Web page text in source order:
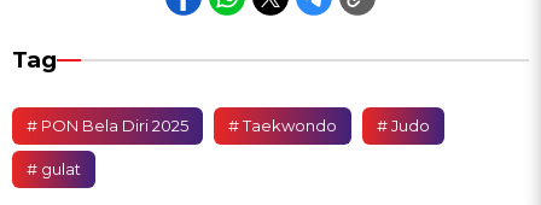
Tag
# PON Bela Diri 2025 # Taekwondo # Judo
# gulat